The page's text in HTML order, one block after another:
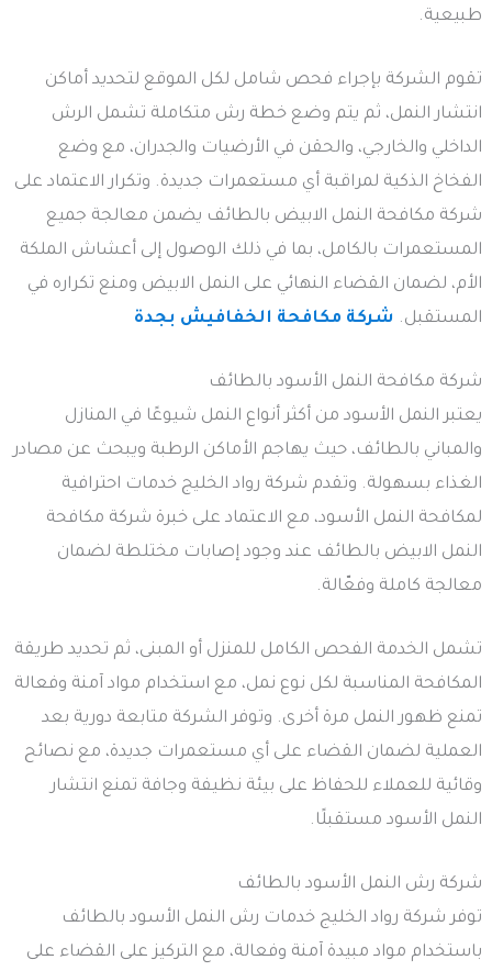
طبيعية.
تقوم الشركة بإجراء فحص شامل لكل الموقع لتحديد أماكن
انتشار النمل، ثم يتم وضع خطة رش متكاملة تشمل الرش
الداخلي والخارجي، والحقن في الأرضيات والجدران، مع وضع
الفخاخ الذكية لمراقبة أي مستعمرات جديدة. وتكرار الاعتماد على
شركة مكافحة النمل الابيض بالطائف يضمن معالجة جميع
المستعمرات بالكامل، بما في ذلك الوصول إلى أعشاش الملكة
الأم، لضمان القضاء النهائي على النمل الابيض ومنع تكراره في
المستقبل. شركة مكافحة الخفافيش بجدة
شركة مكافحة النمل الأسود بالطائف
يعتبر النمل الأسود من أكثر أنواع النمل شيوعًا في المنازل
والمباني بالطائف، حيث يهاجم الأماكن الرطبة ويبحث عن مصادر
الغذاء بسهولة. وتقدم شركة رواد الخليج خدمات احترافية
لمكافحة النمل الأسود، مع الاعتماد على خبرة شركة مكافحة
النمل الابيض بالطائف عند وجود إصابات مختلطة لضمان
معالجة كاملة وفعّالة.
تشمل الخدمة الفحص الكامل للمنزل أو المبنى، ثم تحديد طريقة
المكافحة المناسبة لكل نوع نمل، مع استخدام مواد آمنة وفعالة
تمنع ظهور النمل مرة أخرى. وتوفر الشركة متابعة دورية بعد
العملية لضمان القضاء على أي مستعمرات جديدة، مع نصائح
وقائية للعملاء للحفاظ على بيئة نظيفة وجافة تمنع انتشار
النمل الأسود مستقبلًا.
شركة رش النمل الأسود بالطائف
توفر شركة رواد الخليج خدمات رش النمل الأسود بالطائف
باستخدام مواد مبيدة آمنة وفعالة، مع التركيز على القضاء على